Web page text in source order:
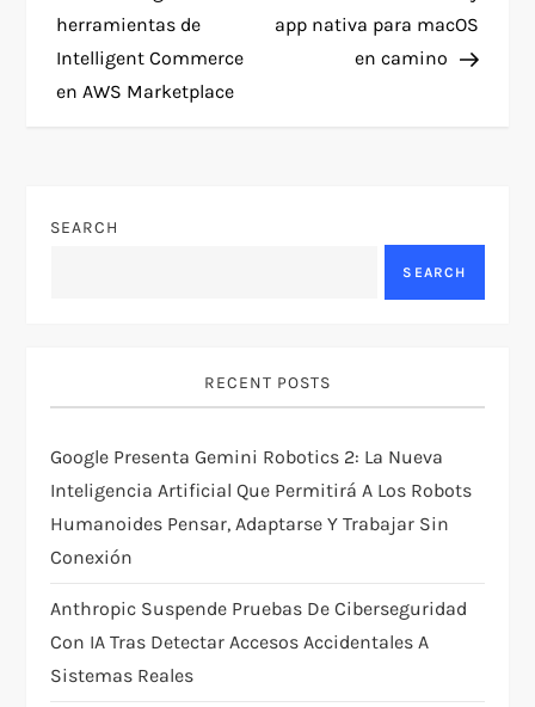
s
t
v
a
t
i
o
n
herramientas de
Intelligent Commerce
en AWS Marketplace
app nativa para macOS
en camino
SEARCH
SEARCH
RECENT POSTS
Google Presenta Gemini Robotics 2: La Nueva
Inteligencia Artificial Que Permitirá A Los Robots
Humanoides Pensar, Adaptarse Y Trabajar Sin
Conexión
Anthropic Suspende Pruebas De Ciberseguridad
Con IA Tras Detectar Accesos Accidentales A
Sistemas Reales